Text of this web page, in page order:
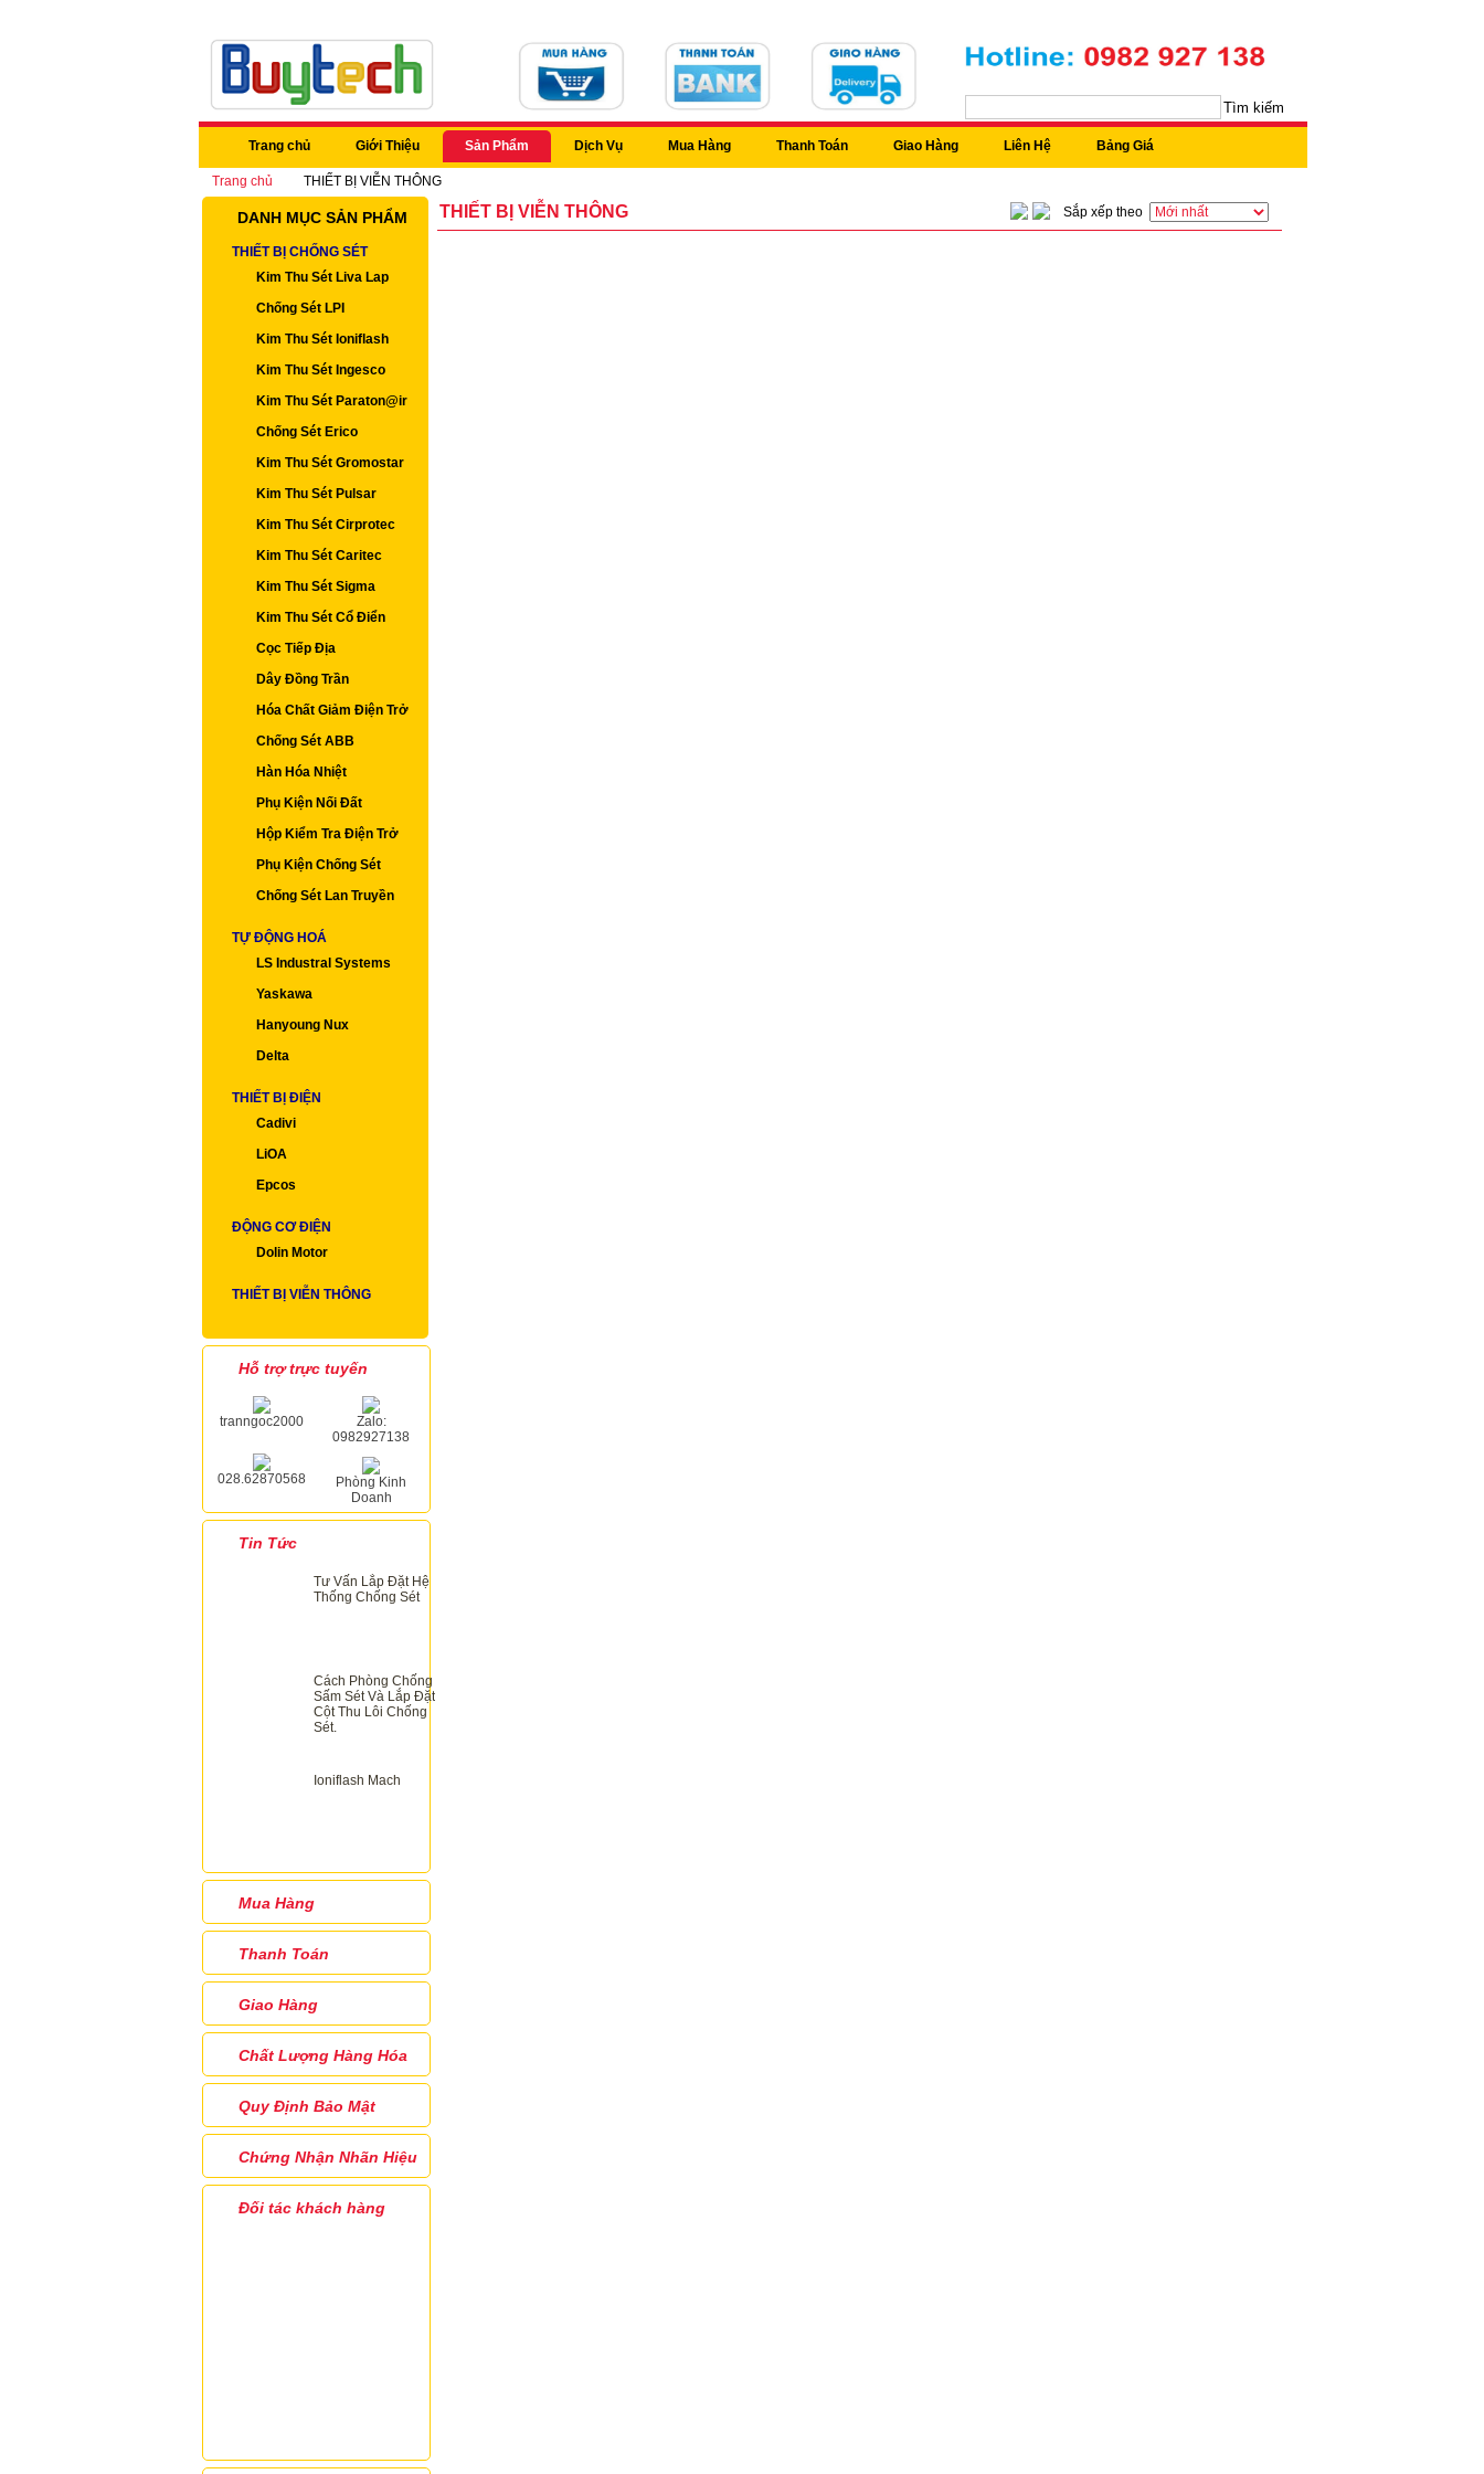
Tìm kiếm
Trang chủ Giới Thiệu Sản Phẩm Dịch Vụ Mua Hàng Thanh Toán Giao Hàng Liên Hệ Bảng Giá
Trang chủ THIẾT BỊ VIỄN THÔNG
DANH MỤC SẢN PHẨM
THIẾT BỊ CHỐNG SÉT
Kim Thu Sét Liva Lap
Chống Sét LPI
Kim Thu Sét Ioniflash
Kim Thu Sét Ingesco
Kim Thu Sét Paraton@ir
Chống Sét Erico
Kim Thu Sét Gromostar
Kim Thu Sét Pulsar
Kim Thu Sét Cirprotec
Kim Thu Sét Caritec
Kim Thu Sét Sigma
Kim Thu Sét Cổ Điển
Cọc Tiếp Địa
Dây Đồng Trần
Hóa Chất Giảm Điện Trở
Chống Sét ABB
Hàn Hóa Nhiệt
Phụ Kiện Nối Đất
Hộp Kiểm Tra Điện Trở
Phụ Kiện Chống Sét
Chống Sét Lan Truyền
TỰ ĐỘNG HOÁ
LS Industral Systems
Yaskawa
Hanyoung Nux
Delta
THIẾT BỊ ĐIỆN
Cadivi
LiOA
Epcos
ĐỘNG CƠ ĐIỆN
Dolin Motor
THIẾT BỊ VIỄN THÔNG
Hỗ trợ trực tuyến
tranngoc2000
Zalo:
0982927138
028.62870568
Phòng Kinh
Doanh
Tin Tức
Tư Vấn Lắp Đặt Hệ
Thống Chống Sét
Cách Phòng Chống
Sấm Sét Và Lắp Đặt
Cột Thu Lôi Chống
Sét.
Ioniflash Mach
Mua Hàng
Thanh Toán
Giao Hàng
Chất Lượng Hàng Hóa
Quy Định Bảo Mật
Chứng Nhận Nhãn Hiệu
Đối tác khách hàng
THIẾT BỊ VIỄN THÔNG Sắp xếp theo